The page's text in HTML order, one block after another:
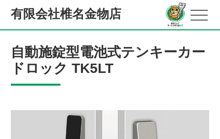
有限会社椎名金物店
自動施錠型電池式テンキーカー
ドロック TK5LT